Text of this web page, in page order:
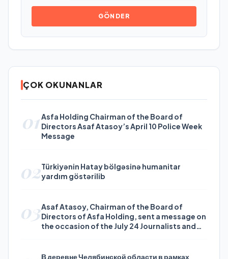
GÖNDER
ÇOK OKUNANLAR
01Asfa Holding Chairman of the Board of
Directors Asaf Atasoy’s April 10 Police Week
Message
02Türkiyənin Hatay bölgəsinə humanitar
yardım göstərilib
03Asaf Atasoy, Chairman of the Board of
Directors of Asfa Holding, sent a message on
the occasion of the July 24 Journalists and
В деревне Челябинской области в рамках